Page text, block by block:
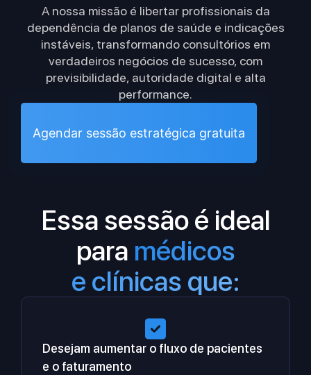
A nossa missão é libertar profissionais da
dependência de planos de saúde e indicações
instáveis, transformando consultórios em
verdadeiros negócios de sucesso, com
previsibilidade, autoridade digital e alta
performance.
Agendar sessão estratégica gratuita
Essa sessão é ideal
para médicos
e clínicas que:
Desejam aumentar o fluxo de pacientes
e o faturamento